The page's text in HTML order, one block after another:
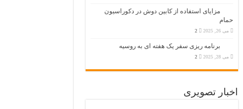
مزایای استفاده از کابین دوش در دکوراسیون
حمام
می 26, 2025 2
برنامه ریزی سفر یک هفته ای به روسیه
می 28, 2025 2
اخبار تصویری